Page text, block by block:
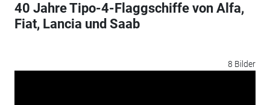
40 Jahre Tipo-4-Flaggschiffe von Alfa,
Fiat, Lancia und Saab
8 Bilder